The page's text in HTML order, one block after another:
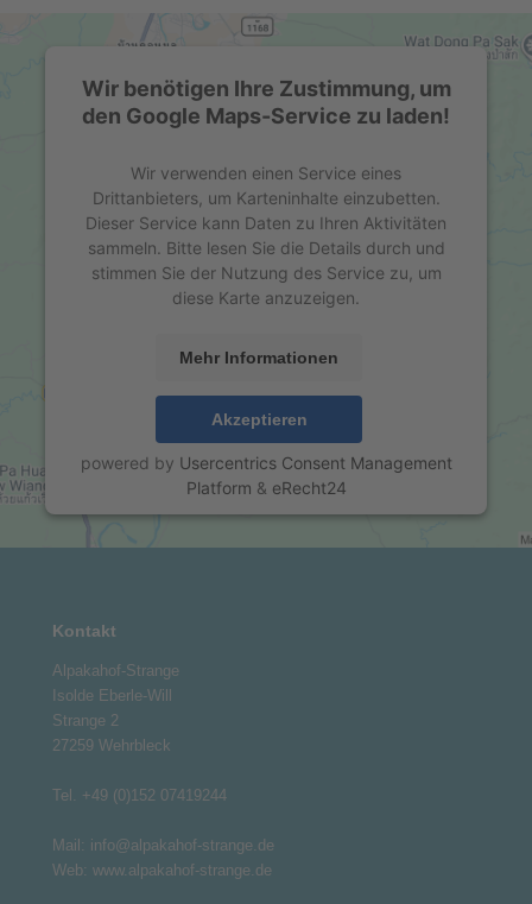
Wir benötigen Ihre Zustimmung, um
den Google Maps-Service zu laden!
Wir verwenden einen Service eines
Drittanbieters, um Karteninhalte einzubetten.
Dieser Service kann Daten zu Ihren Aktivitäten
sammeln. Bitte lesen Sie die Details durch und
stimmen Sie der Nutzung des Service zu, um
diese Karte anzuzeigen.
Mehr Informationen
Akzeptieren
powered by Usercentrics Consent Management
Platform & eRecht24
Kontakt
Alpakahof-Strange
Isolde Eberle-Will
Strange 2
27259 Wehrbleck
Tel. +49 (0)152 07419244
Mail: info@alpakahof-strange.de
Web: www.alpakahof-strange.de